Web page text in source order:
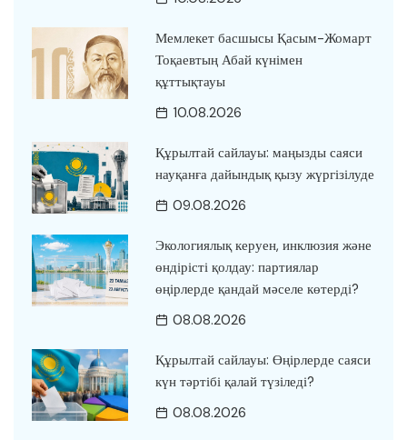
Мемлекет басшысы Қасым-Жомарт
Тоқаевтың Абай күнімен
құттықтауы
10.08.2026
Құрылтай сайлауы: маңызды саяси
науқанға дайындық қызу жүргізілуде
09.08.2026
Экологиялық керуен, инклюзия және
өндірісті қолдау: партиялар
өңірлерде қандай мәселе көтерді?
08.08.2026
Құрылтай сайлауы: Өңірлерде саяси
күн тәртібі қалай түзіледі?
08.08.2026